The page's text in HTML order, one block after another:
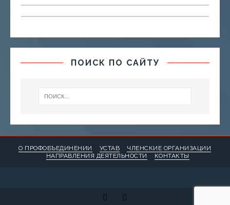
ПОИСК ПО САЙТУ
О ПРОФОБЪЕДИНЕНИИ УСТАВ
ЧЛЕНСКИЕ ОРГАНИЗАЦИИ
НАПРАВЛЕНИЯ ДЕЯТЕЛЬНОСТИ
КОНТАКТЫ